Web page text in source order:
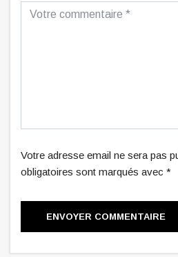
Votre adresse email ne sera pas
obligatoires sont marqués avec *
ENVOYER COMMENTAIRE